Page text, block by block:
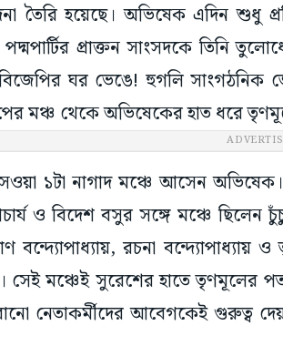
তৈরি হয়েছে। অভিষেক এদিন শুধু
প্রাক্তন সাংসদকে তিনি
ঘর ভেঙে! হুগলি সাংগঠনিক
মঞ্চ থেকে অভিষেকের হাত ধরে
১টা নাগাদ মঞ্চে আসেন অভিষেক।
ও বিদেশ বসুর সঙ্গে মঞ্চে ছিলেন
বন্দ্যোপাধ্যায়, রচনা বন্দ্যোপাধ্যায়
সেই মঞ্চেই সুরেশের হাতে
নেতাকর্মীদের আবেগকেই গুরুত্ব